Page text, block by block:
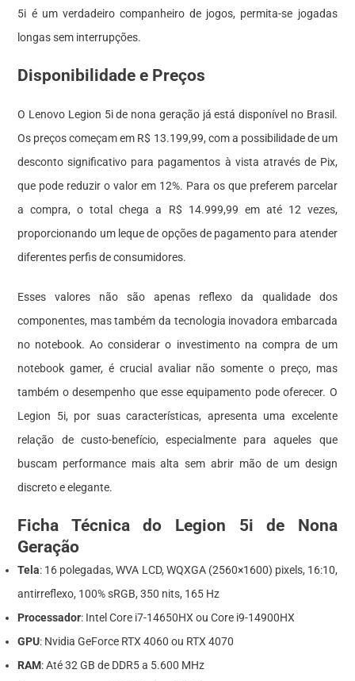
5i é um verdadeiro companheiro de jogos, permita-se jogadas
longas sem interrupções.
Disponibilidade e Preços
O Lenovo Legion 5i de nona geração já está disponível no Brasil.
Os preços começam em R$ 13.199,99, com a possibilidade de um
desconto significativo para pagamentos à vista através de Pix,
que pode reduzir o valor em 12%. Para os que preferem parcelar
a compra, o total chega a R$ 14.999,99 em até 12 vezes,
proporcionando um leque de opções de pagamento para atender
diferentes perfis de consumidores.
Esses valores não são apenas reflexo da qualidade dos
componentes, mas também da tecnologia inovadora embarcada
no notebook. Ao considerar o investimento na compra de um
notebook gamer, é crucial avaliar não somente o preço, mas
também o desempenho que esse equipamento pode oferecer. O
Legion 5i, por suas características, apresenta uma excelente
relação de custo-benefício, especialmente para aqueles que
buscam performance mais alta sem abrir mão de um design
discreto e elegante.
Ficha Técnica do Legion 5i de Nona
Geração
Tela: 16 polegadas, WVA LCD, WQXGA (2560×1600) pixels, 16:10,
antirreflexo, 100% sRGB, 350 nits, 165 Hz
Processador: Intel Core i7-14650HX ou Core i9-14900HX
GPU: Nvidia GeForce RTX 4060 ou RTX 4070
RAM: Até 32 GB de DDR5 a 5.600 MHz